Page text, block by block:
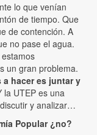
lo que venían
de tiempo. Que
de contención. A
no pase el agua.
un gran problema.
hacer es juntar y
la UTEP es una
y analizar…
Popular ¿no?